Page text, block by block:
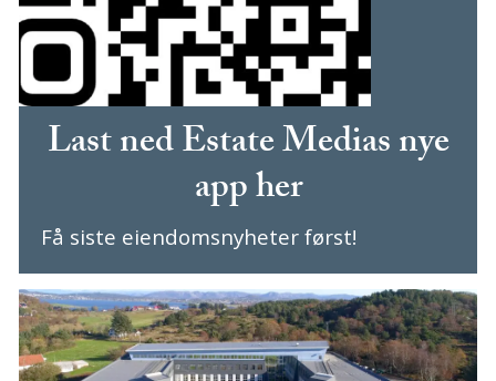
Last ned Estate Medias nye
app her
Få siste eiendomsnyheter først!